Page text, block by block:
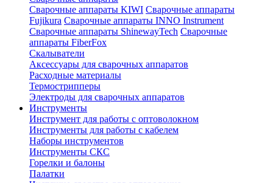
Сварочные аппараты KIWI Сварочные аппараты
Fujikura Сварочные аппараты INNO Instrument
Сварочные аппараты ShinewayTech Cварочные
аппараты FiberFox
Скалыватели
Аксессуары для сварочных аппаратов
Расходные материалы
Термострипперы
Электроды для сварочных аппаратов
Инструменты
Инструмент для работы с оптоволокном
Инструменты для работы с кабелем
Наборы инструментов
Инструменты СКС
Горелки и балоны
Палатки